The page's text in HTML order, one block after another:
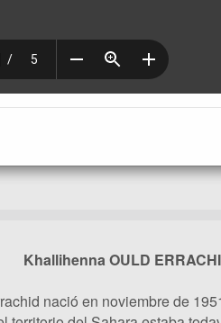
Khallihenna OULD
nació en noviembre de